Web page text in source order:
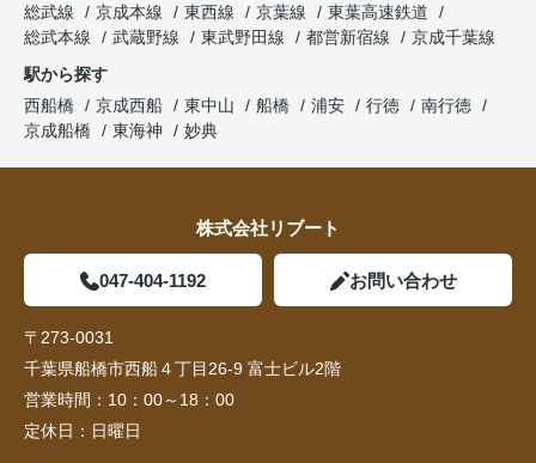
総武線
京成本線 東西線 京葉線
東葉高速鉄道
総武本線
武蔵野線 東武野田線 都営新宿線
京成千葉線
駅から探す
西船橋
京成西船 東中山 船橋 浦安 行徳
南行徳
京成船橋
東海神 妙典
株式会社リブート
047-404-1192 お問い合わせ
〒273-0031
千葉県船橋市西船４丁目26-9 富士ビル2階
営業時間： 10：00～18：00
定休日： 日曜日